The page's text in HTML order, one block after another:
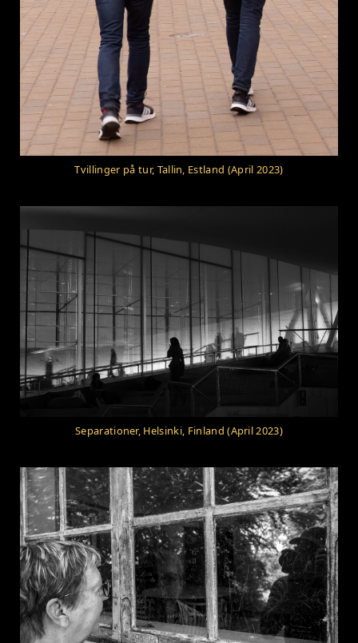
Tvillinger på tur, Tallin, Estland (April 2023)
Separationer, Helsinki, Finland (April 2023)